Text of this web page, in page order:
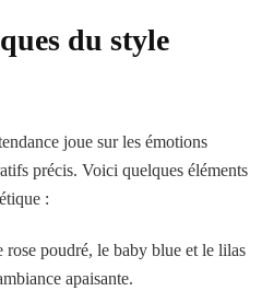
du style
joue sur les émotions
précis. Voici quelques éléments
:
rose poudré, le baby blue et le lilas
apaisante.